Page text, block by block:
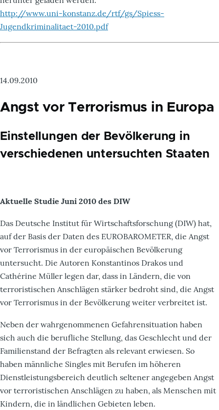
http://www.uni-konstanz.de/rtf/gs/Spiess-
Jugendkriminalitaet-2010.pdf
14.09.2010
Angst vor Terrorismus in Europa
Einstellungen der Bevölkerung in
verschiedenen untersuchten Staaten
Aktuelle Studie Juni 2010 des DIW
Das Deutsche Institut für Wirtschaftsforschung (DIW) hat,
auf der Basis der Daten des EUROBAROMETER, die Angst
vor Terrorismus in der europäischen Bevölkerung
untersucht. Die Autoren Konstantinos Drakos und
Cathérine Müller legen dar, dass in Ländern, die von
terroristischen Anschlägen stärker bedroht sind, die Angst
vor Terrorismus in der Bevölkerung weiter verbreitet ist.
Neben der wahrgenommenen Gefahrensituation haben
sich auch die berufliche Stellung, das Geschlecht und der
Familienstand der Befragten als relevant erwiesen. So
haben männliche Singles mit Berufen im höheren
Dienstleistungsbereich deutlich seltener angegeben Angst
vor terroristischen Anschlägen zu haben, als Menschen mit
Kindern, die in ländlichen Gebieten leben.